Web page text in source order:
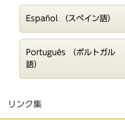
Español （スペイン語）
Português （ポルトガル
語）
リンク集